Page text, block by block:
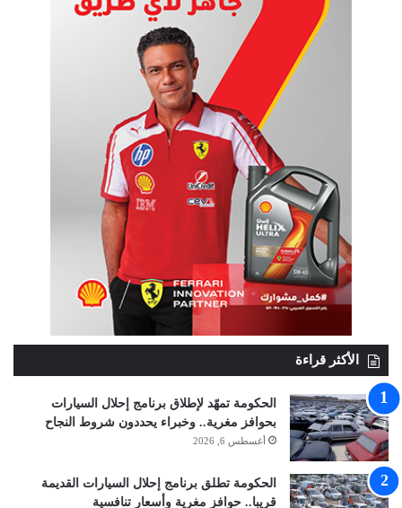
الأكثر قراءة
الحكومة تمهّد لإطلاق برنامج إحلال السيارات
بحوافز مغرية.. وخبراء يحددون شروط النجاح
أغسطس 6, 2026
الحكومة تطلق برنامج إحلال السيارات القديمة
قريبا.. حوافز مغرية وأسعار تنافسية